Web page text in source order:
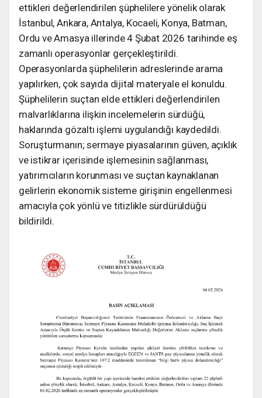
ettikleri değerlendirilen şüphelilere yönelik olarak
İstanbul, Ankara, Antalya, Kocaeli, Konya, Batman,
Ordu ve Amasya illerinde 4 Şubat 2026 tarihinde eş
zamanlı operasyonlar gerçekleştirildi.
Operasyonlarda şüphelilerin adreslerinde arama
yapılırken, çok sayıda dijital materyale el konuldu.
Şüphelilerin suçtan elde ettikleri değerlendirilen
malvarlıklarına ilişkin incelemelerin sürdüğü,
haklarında gözaltı işlemi uygulandığı kaydedildi.
Soruşturmanın; sermaye piyasalarının güven, açıklık
ve istikrar içerisinde işlemesinin sağlanması,
yatırımcıların korunması ve suçtan kaynaklanan
gelirlerin ekonomik sisteme girişinin engellenmesi
amacıyla çok yönlü ve titizlikle sürdürüldüğü
bildirildi.